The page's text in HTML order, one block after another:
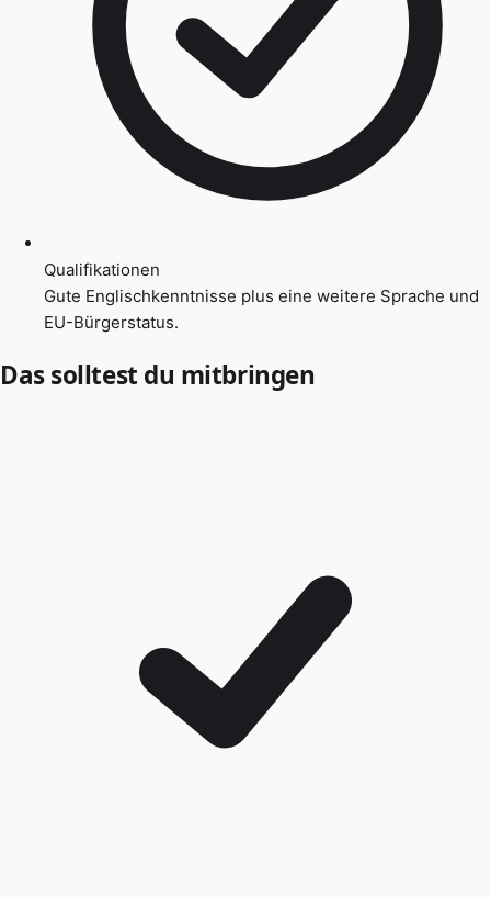
Qualifikationen
Gute Englischkenntnisse plus eine weitere Sprache und
EU-Bürgerstatus.
Das solltest du mitbringen